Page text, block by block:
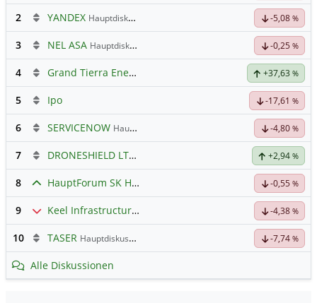
2 YANDEX Hauptdiskussion -5,08 %
3 NEL ASA Hauptdiskussion -0,25 %
4 Grand Tierra Energy +37,63 %
5 Ipo -17,61 %
6 SERVICENOW Hauptdiskussion -4,80 %
7 DRONESHIELD LTD +2,94 %
8 HauptForum SK HYNIC -0,55 %
9 Keel Infrastructure Corporation Hauptdiskussion -4,38 %
10 TASER Hauptdiskussion -7,74 %
Alle Diskussionen